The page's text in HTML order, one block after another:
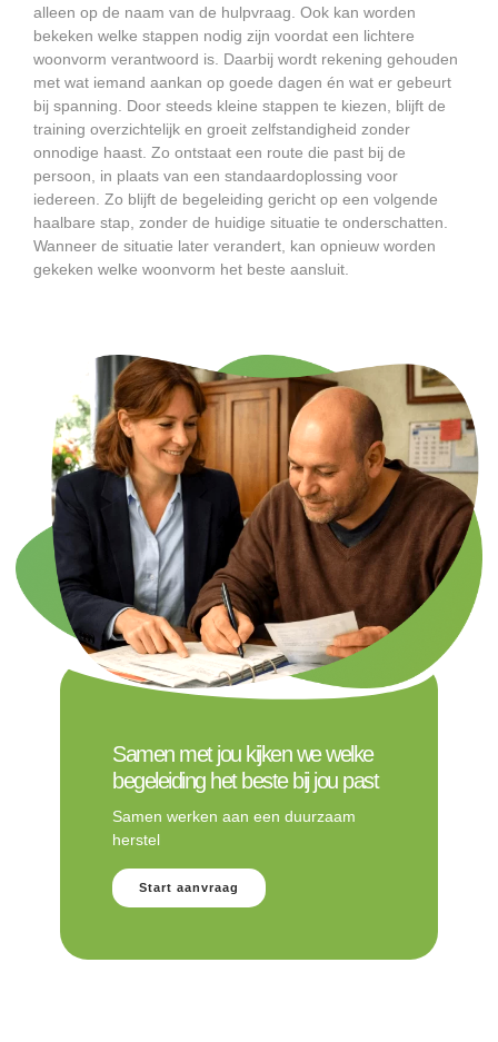
alleen op de naam van de hulpvraag. Ook kan worden
bekeken welke stappen nodig zijn voordat een lichtere
woonvorm verantwoord is. Daarbij wordt rekening gehouden
met wat iemand aankan op goede dagen én wat er gebeurt
bij spanning. Door steeds kleine stappen te kiezen, blijft de
training overzichtelijk en groeit zelfstandigheid zonder
onnodige haast. Zo ontstaat een route die past bij de
persoon, in plaats van een standaardoplossing voor
iedereen. Zo blijft de begeleiding gericht op een volgende
haalbare stap, zonder de huidige situatie te onderschatten.
Wanneer de situatie later verandert, kan opnieuw worden
gekeken welke woonvorm het beste aansluit.
Samen met jou kijken we welke
begeleiding het beste bij jou past
Samen werken aan een duurzaam
herstel
Start aanvraag